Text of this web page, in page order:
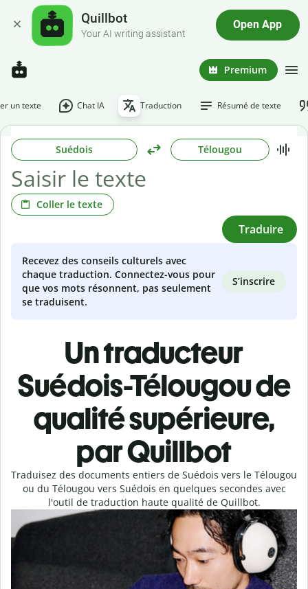
Quillbot
Your AI writing assistant
Open App
Premium
un texte Chat IA Traduction Résumé de texte
Suédois Télougou
Coller le texte
Traduire
Recevez des conseils culturels avec
chaque traduction. Connectez-vous pour
que vos mots résonnent, pas seulement
se traduisent.
S’inscrire
Un traducteur
Suédois-Télougou de
qualité supérieure,
par Quillbot
Traduisez des documents entiers de Suédois vers le Télougou
ou du Télougou vers Suédois en quelques secondes avec
l'outil de traduction haute qualité de Quillbot.